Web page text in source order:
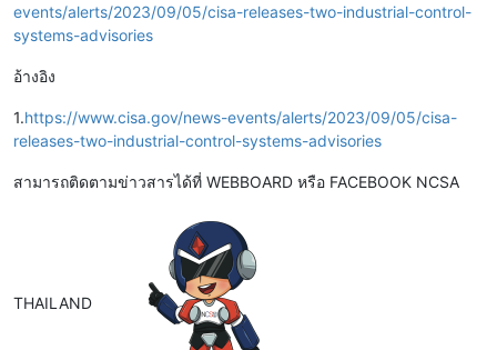
events/alerts/2023/09/05/cisa-releases-two-industrial-control-
systems-advisories
อ้างอิง
1.https://www.cisa.gov/news-events/alerts/2023/09/05/cisa-
releases-two-industrial-control-systems-advisories
สามารถติดตามข่าวสารได้ที่ WEBBOARD หรือ FACEBOOK NCSA
THAILAND